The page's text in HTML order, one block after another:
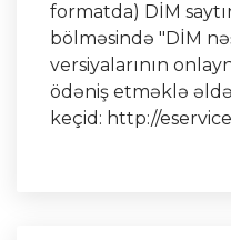
formatda) DİM
bölməsində "DİM
versiyalarının
ödəniş etməklə
keçid: http://